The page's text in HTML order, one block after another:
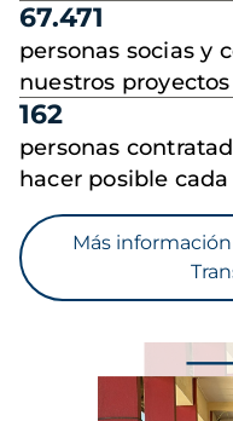
67.471
personas socias y
nuestros
162
personas
hacer posible
Más